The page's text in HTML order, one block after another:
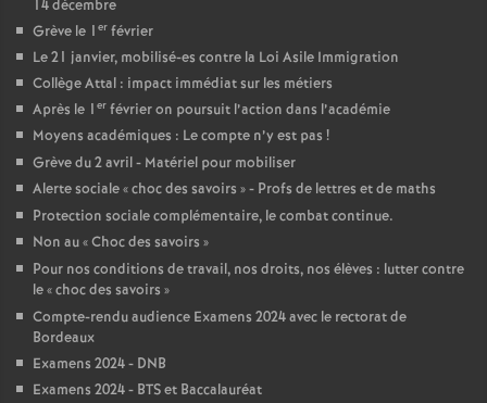
o
n
d
d
e
g
14 décembre
Grève le 1 er février
Le 21 janvier, mobilisé-es contre la Loi Asile Immigration
Collège Attal : impact immédiat sur les métiers
Après le 1 er février on poursuit l’action dans l’académie
Moyens académiques : Le compte n’y est pas !
Grève du 2 avril - Matériel pour mobiliser
Alerte sociale «choc des savoirs » - Profs de lettres et de maths
Protection sociale complémentaire, le combat continue.
Non au «Choc des savoirs »
Pour nos conditions de travail, nos droits, nos élèves : lutter contre
le «choc des savoirs »
Compte-rendu audience Examens 2024 avec le rectorat de
Bordeaux
Examens 2024 - DNB
Examens 2024 - BTS et Baccalauréat